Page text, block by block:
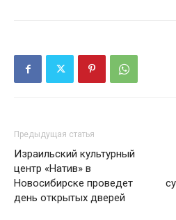
Предыдущая статья
Израильский культурный
центр «Натив» в
Новосибирске проведет
день открытых дверей